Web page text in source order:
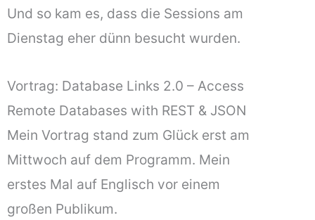
Und so kam es, dass die Sessions am
Dienstag eher dünn besucht wurden.
Vortrag: Database Links 2.0 – Access
Remote Databases with REST & JSON
Mein Vortrag stand zum Glück erst am
Mittwoch auf dem Programm. Mein
erstes Mal auf Englisch vor einem
großen Publikum.